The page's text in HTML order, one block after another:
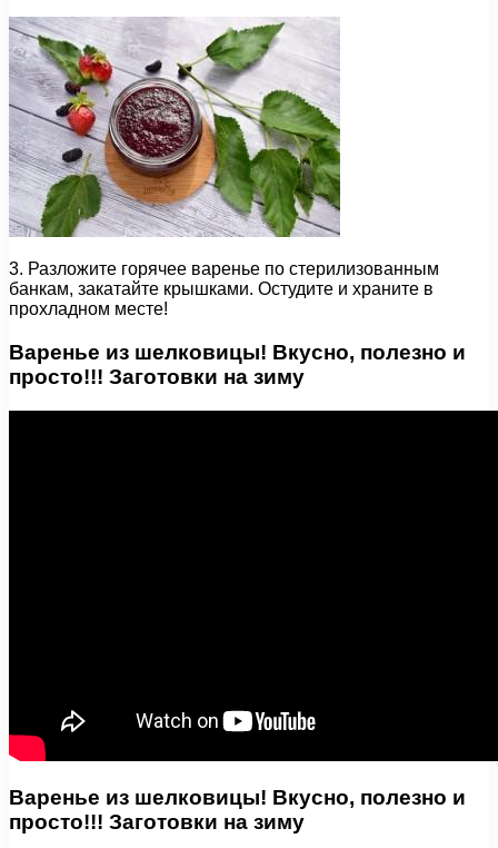
3. Разложите горячее варенье по стерилизованным
банкам, закатайте крышками. Остудите и храните в
прохладном месте!
Варенье из шелковицы! Вкусно, полезно и
просто!!! Заготовки на зиму
Варенье из шелковицы! Вкусно, полезно и
просто!!! Заготовки на зиму